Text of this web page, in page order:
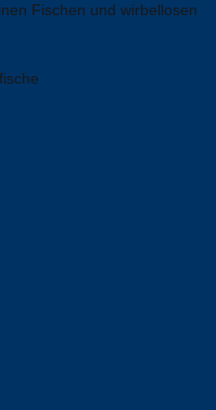
Fischen und wirbellosen